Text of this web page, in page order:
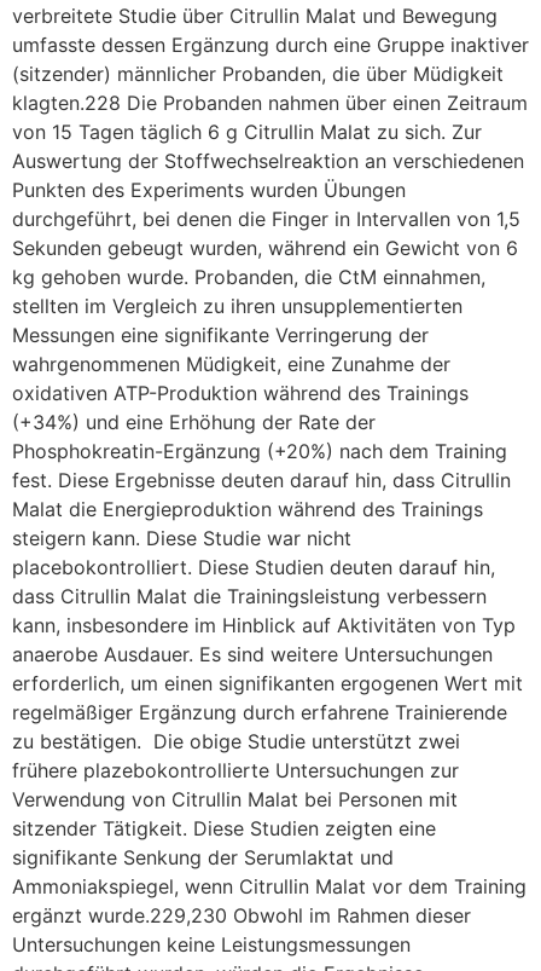
verbreitete Studie über Citrullin Malat und Bewegung
umfasste dessen Ergänzung durch eine Gruppe inaktiver
(sitzender) männlicher Probanden, die über Müdigkeit
klagten.228 Die Probanden nahmen über einen Zeitraum
von 15 Tagen täglich 6 g Citrullin Malat zu sich. Zur
Auswertung der Stoffwechselreaktion an verschiedenen
Punkten des Experiments wurden Übungen
durchgeführt, bei denen die Finger in Intervallen von 1,5
Sekunden gebeugt wurden, während ein Gewicht von 6
kg gehoben wurde. Probanden, die CtM einnahmen,
stellten im Vergleich zu ihren unsupplementierten
Messungen eine signifikante Verringerung der
wahrgenommenen Müdigkeit, eine Zunahme der
oxidativen ATP-Produktion während des Trainings
(+34%) und eine Erhöhung der Rate der
Phosphokreatin-Ergänzung (+20%) nach dem Training
fest. Diese Ergebnisse deuten darauf hin, dass Citrullin
Malat die Energieproduktion während des Trainings
steigern kann. Diese Studie war nicht
placebokontrolliert. Diese Studien deuten darauf hin,
dass Citrullin Malat die Trainingsleistung verbessern
kann, insbesondere im Hinblick auf Aktivitäten von Typ
anaerobe Ausdauer. Es sind weitere Untersuchungen
erforderlich, um einen signifikanten ergogenen Wert mit
regelmäßiger Ergänzung durch erfahrene Trainierende
zu bestätigen. Die obige Studie unterstützt zwei
frühere plazebokontrollierte Untersuchungen zur
Verwendung von Citrullin Malat bei Personen mit
sitzender Tätigkeit. Diese Studien zeigten eine
signifikante Senkung der Serumlaktat und
Ammoniakspiegel, wenn Citrullin Malat vor dem Training
ergänzt wurde.229,230 Obwohl im Rahmen dieser
Untersuchungen keine Leistungsmessungen